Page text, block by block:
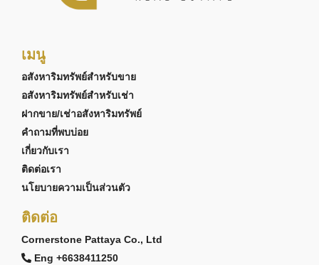
เมนู
อสังหาริมทรัพย์สำหรับขาย
อสังหาริมทรัพย์สำหรับเช่า
ฝากขาย/เช่าอสังหาริมทรัพย์
คำถามที่พบบ่อย
เกี่ยวกับเรา
ติดต่อเรา
นโยบายความเป็นส่วนตัว
ติดต่อ
Cornerstone Pattaya Co., Ltd
Eng +6638411250